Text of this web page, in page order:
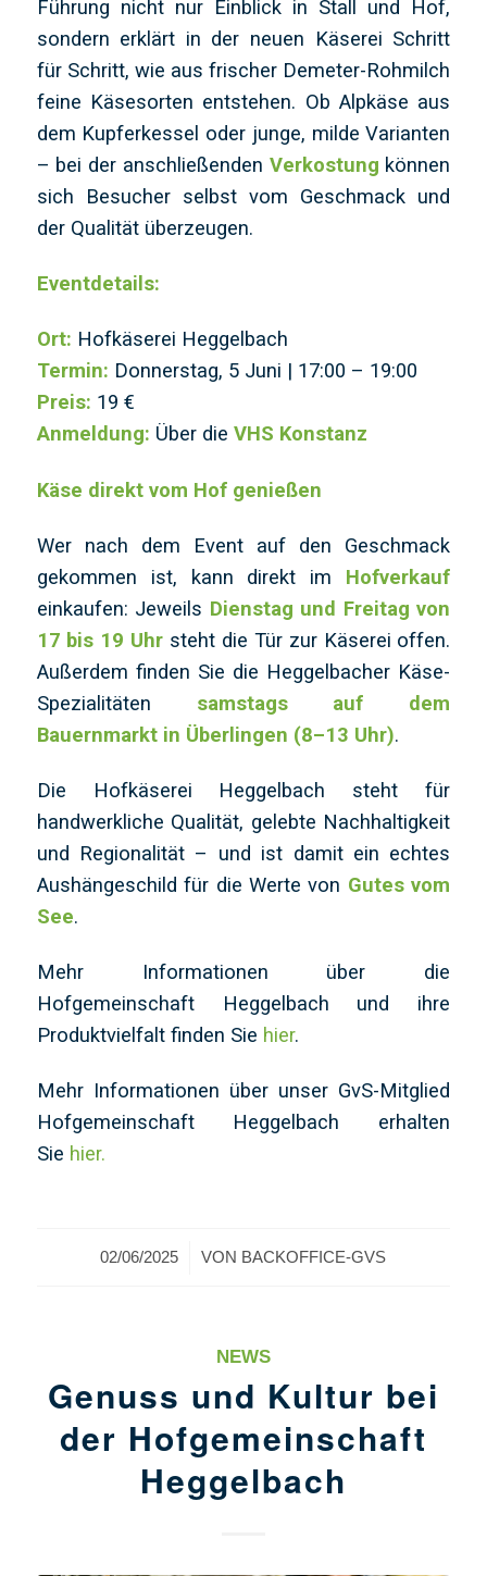
Führung nicht nur Einblick in Stall und Hof,
sondern erklärt in der neuen Käserei Schritt
für Schritt, wie aus frischer Demeter-Rohmilch
feine Käsesorten entstehen. Ob Alpkäse aus
dem Kupferkessel oder junge, milde Varianten
– bei der anschließenden Verkostung können
sich Besucher selbst vom Geschmack und
der Qualität überzeugen.
Eventdetails:
Ort: Hofkäserei Heggelbach
Termin: Donnerstag, 5 Juni | 17:00 – 19:00
Preis: 19 €
Anmeldung: Über die VHS Konstanz
Käse direkt vom Hof genießen
Wer nach dem Event auf den Geschmack
gekommen ist, kann direkt im Hofverkauf
einkaufen: Jeweils Dienstag und Freitag von
17 bis 19 Uhr steht die Tür zur Käserei offen.
Außerdem finden Sie die Heggelbacher Käse-
Spezialitäten samstags auf dem
Bauernmarkt in Überlingen (8–13 Uhr).
Die Hofkäserei Heggelbach steht für
handwerkliche Qualität, gelebte Nachhaltigkeit
und Regionalität – und ist damit ein echtes
Aushängeschild für die Werte von Gutes vom
See.
Mehr Informationen über die
Hofgemeinschaft Heggelbach und ihre
Produktvielfalt finden Sie hier.
Mehr Informationen über unser GvS-Mitglied
Hofgemeinschaft Heggelbach erhalten
Sie hier.
02/06/2025
/ VON BACKOFFICE-GVS
NEWS
Genuss und Kultur bei
der Hofgemeinschaft
Heggelbach